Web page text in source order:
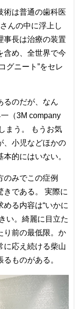
術は普通の歯科医
んの中に浮上し
事長は治療の装置
含め、全世界で今
グニート”をセレ
るのだが、なん
（3M company
まう。 もうお気
、小児などほかの
的にはいない。
のみでこの症例
きである。 実際に
る内容は“いかに
い。綺麗に目立た
り前の最低限。か
に応え続ける柴山
ものがある。